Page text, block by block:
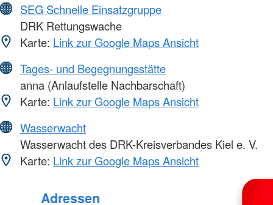
SEG Schnelle Einsatzgruppe
DRK Rettungswache
Karte: Link zur Google Maps Ansicht
Tages- und Begegnungsstätte
anna (Anlaufstelle Nachbarschaft)
Karte: Link zur Google Maps Ansicht
Wasserwacht
Wasserwacht des DRK-Kreisverbandes Kiel e. V.
Karte: Link zur Google Maps Ansicht
Adressen